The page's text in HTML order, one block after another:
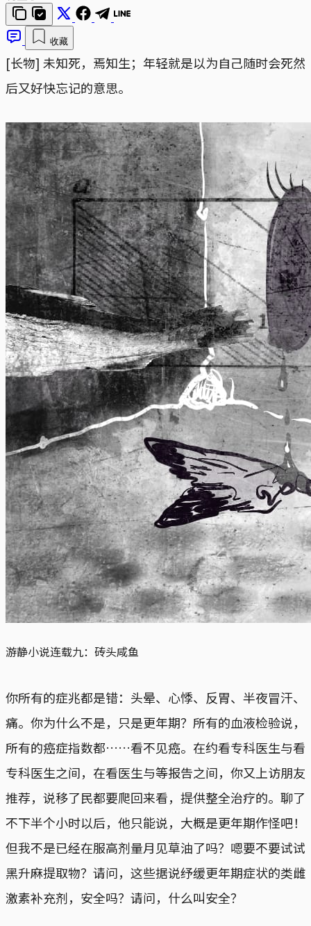
收藏
[长物] 未知死，焉知生；年轻就是以为自己随时会死然
后又好快忘记的意思。
游静小说连载九：砖头咸鱼
你所有的症兆都是错：头晕、心悸、反胃、半夜冒汗、
痛。你为什么不是，只是更年期？所有的血液检验说，
所有的癌症指数都……看不见癌。在约看专科医生与看
专科医生之间，在看医生与等报告之间，你又上访朋友
推荐，说移了民都要爬回来看，提供整全治疗的。聊了
不下半个小时以后，他只能说，大概是更年期作怪吧！
但我不是已经在服高剂量月见草油了吗？嗯要不要试试
黑升麻提取物？请问，这些据说纾缓更年期症状的类雌
激素补充剂，安全吗？请问，什么叫安全？